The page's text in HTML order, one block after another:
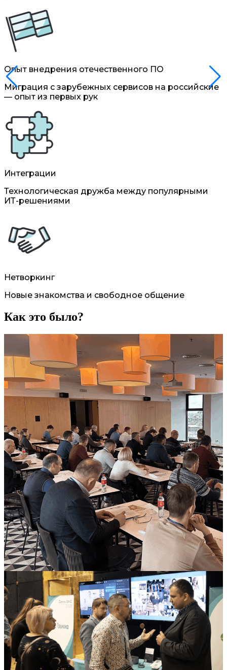
Опыт внедрения отечественного ПО
Миграция с зарубежных сервисов на российские
— опыт из первых рук
Интеграции
Технологическая дружба между популярными
ИТ-решениями
Нетворкинг
Новые знакомства и свободное общение
Как это было?